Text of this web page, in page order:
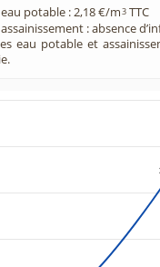
potable : 2,18 €/m3 TTC
: absence
eau potable et